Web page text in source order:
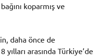
koparmış ve
daha önce de
yılları arasında Türkiye’de